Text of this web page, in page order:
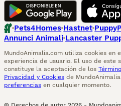
Pets4Homes Hastnet
Annunci Animali Lancaster
MundoAnimalia.com utiliza cookies en
experiencia de usuario. El uso de este
constituye la aceptación de los
Privacidad y Cookies de
preferencias en cualquier momento.